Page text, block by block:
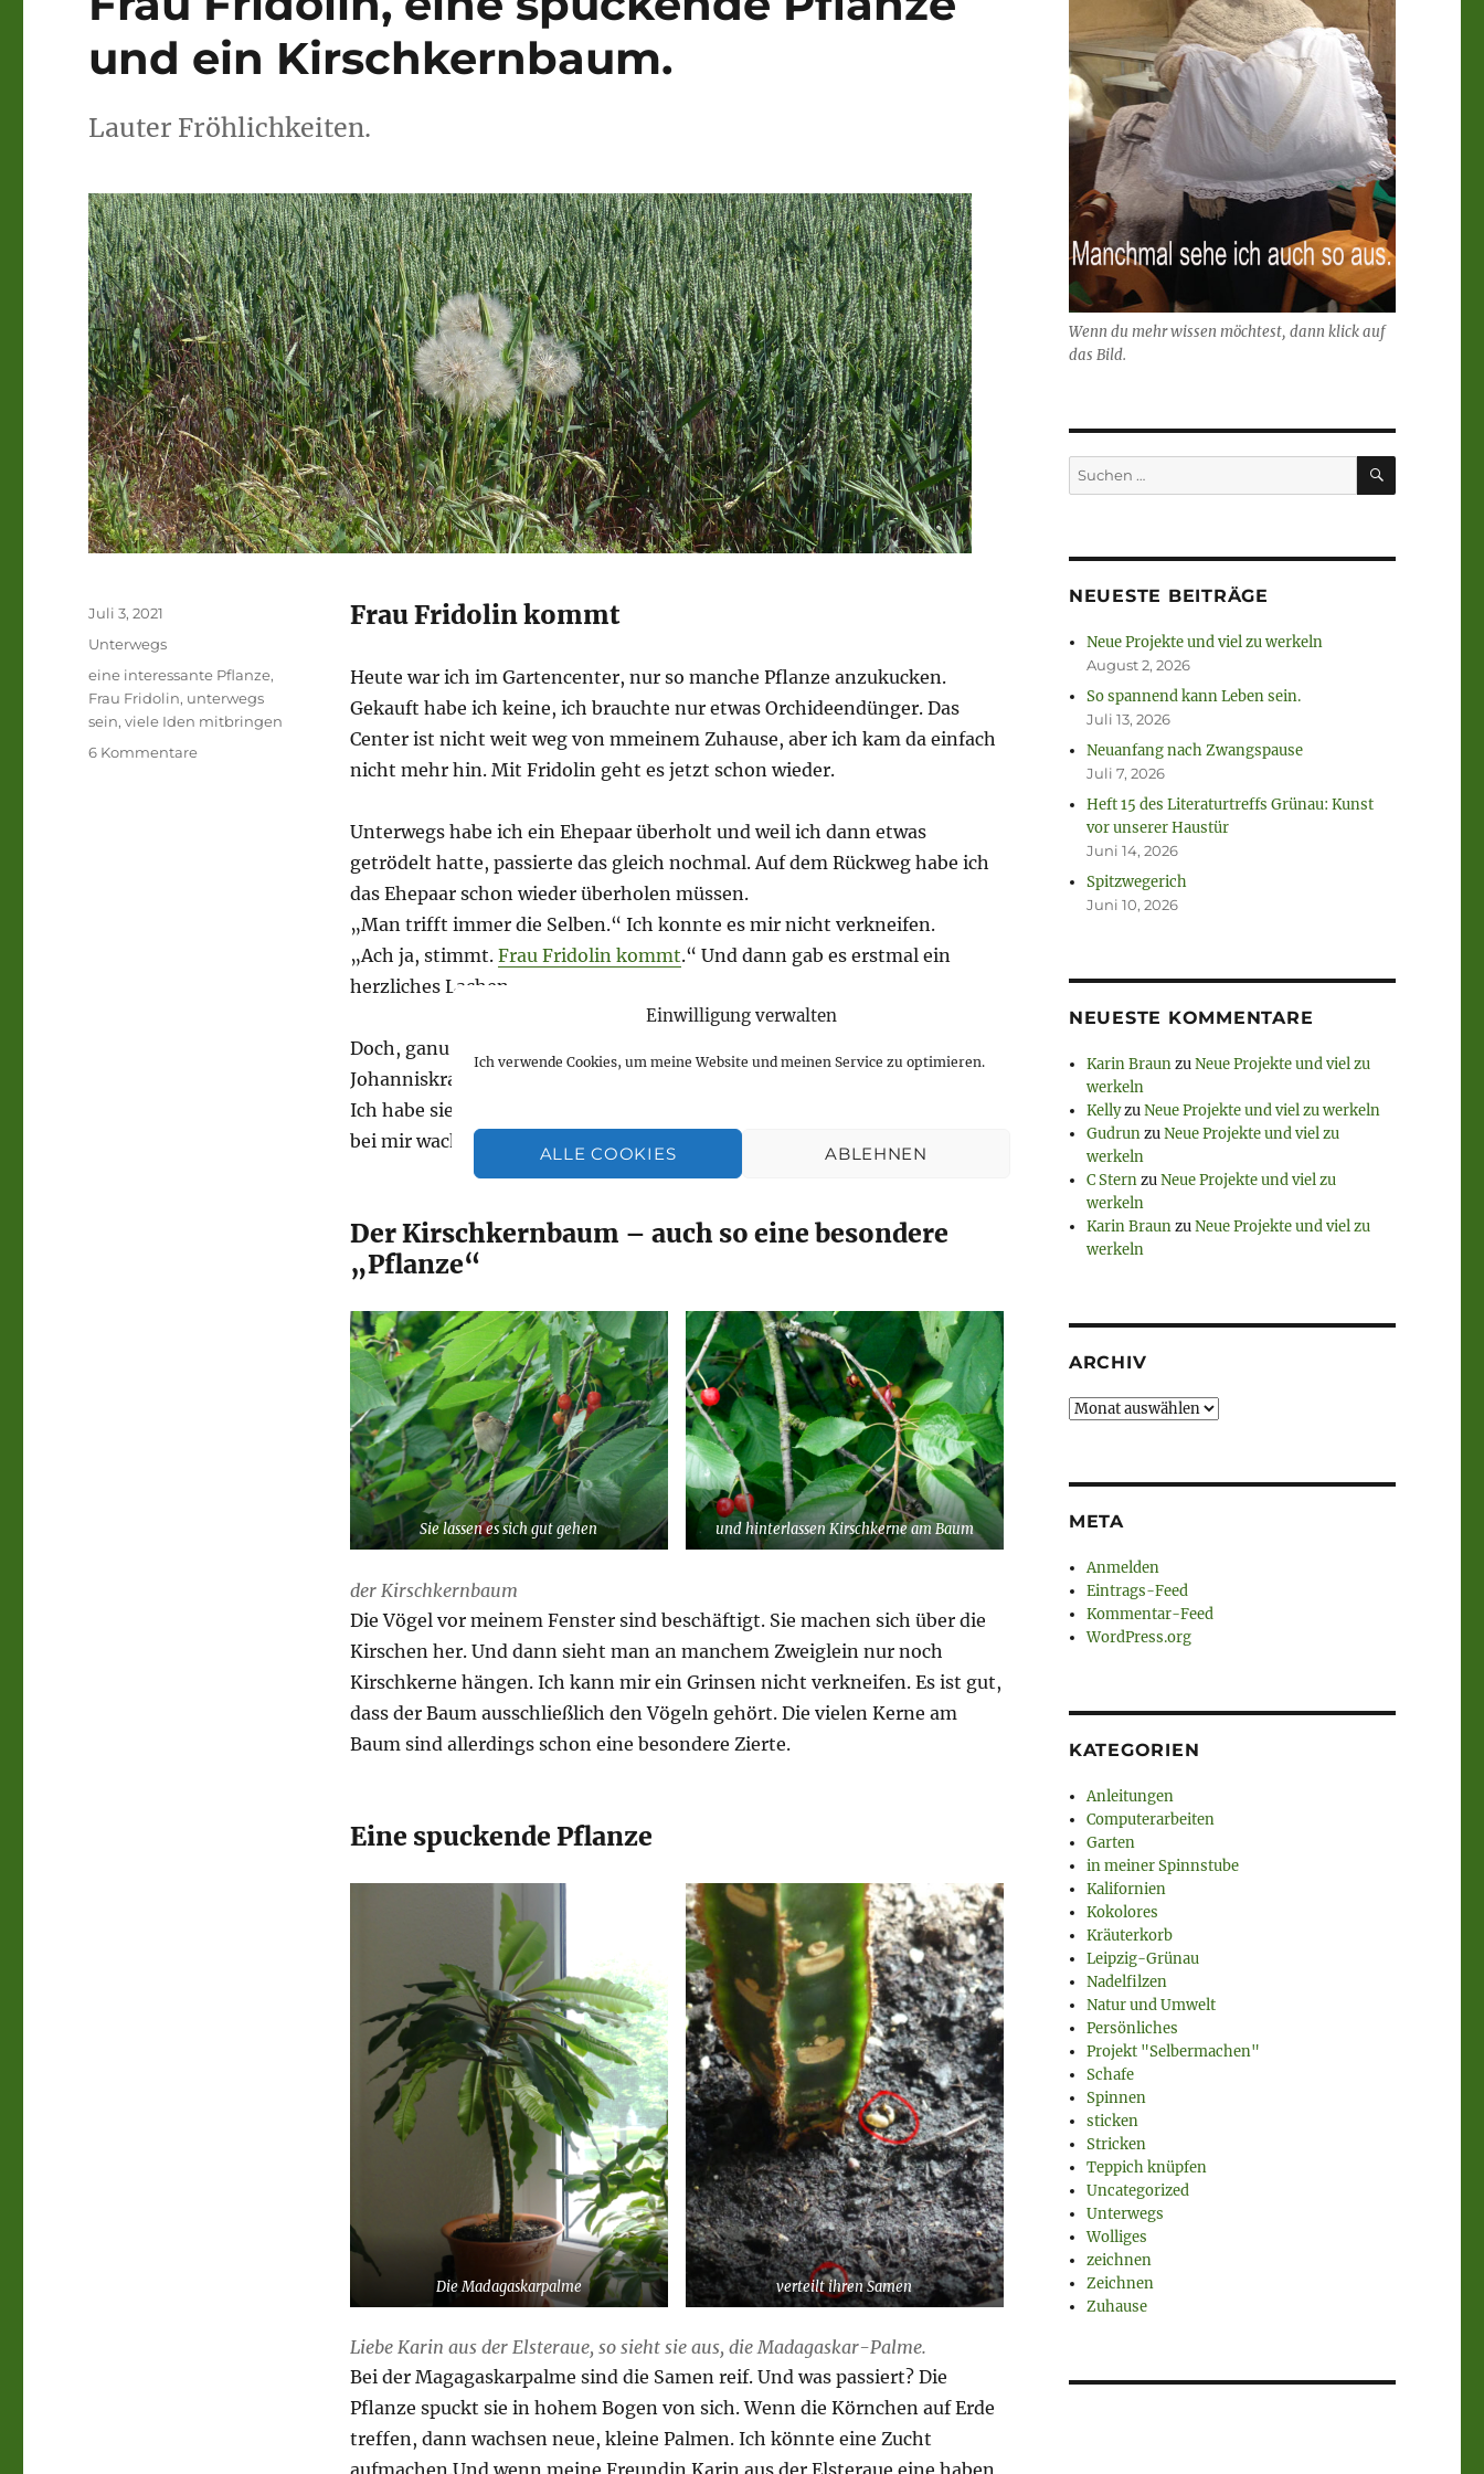
Einwilligung verwalten
Ich verwende Cookies, um meine Website und meinen Service zu optimieren.
ALLE COOKIES ABLEHNEN
und ein Kirschkernbaum.
Lauter Fröhlichkeiten.
Frau Fridolin kommt
Heute war ich im Gartencenter, nur so manche Pflanze anzukucken.
Gekauft habe ich keine, ich brauchte nur etwas Orchideendünger. Das
Center ist nicht weit weg von mmeinem Zuhause, aber ich kam da einfach
nicht mehr hin. Mit Fridolin geht es jetzt schon wieder.
Unterwegs habe ich ein Ehepaar überholt und weil ich dann etwas
getrödelt hatte, passierte das gleich nochmal. Auf dem Rückweg habe ich
das Ehepaar schon wieder überholen müssen.
„Man trifft immer die Selben.“ Ich konnte es mir nicht verkneifen.
„Ach ja, stimmt. Frau Fridolin kommt.“ Und dann gab es erstmal ein
herzliches Lachen.
Doch, ganu ohne Pflanze bin ich doch nicht nach Hause gekommen. Ein
Johanniskraut und ein Rainfarn ist bei mir eingezogen auf dem Balkon.
Ich habe sie am Wegesrand gefunden und zu Hause eingepflanzt. Ob sie
bei mir wachsen wollen, bleibt abzuwarten.
Der Kirschkernbaum – auch so eine besondere
„Pflanze“
Sie lassen es sich gut gehen und hinterlassen Kirschkerne am Baum
der Kirschkernbaum
Die Vögel vor meinem Fenster sind beschäftigt. Sie machen sich über die
Kirschen her. Und dann sieht man an manchem Zweiglein nur noch
Kirschkerne hängen. Ich kann mir ein Grinsen nicht verkneifen. Es ist gut,
dass der Baum ausschließlich den Vögeln gehört. Die vielen Kerne am
Baum sind allerdings schon eine besondere Zierte.
Eine spuckende Pflanze
Die Madagaskarpalme verteilt ihren Samen
Liebe Karin aus der Elsteraue, so sieht sie aus, die Madagaskar-Palme.
Bei der Magagaskarpalme sind die Samen reif. Und was passiert? Die
Pflanze spuckt sie in hohem Bogen von sich. Wenn die Körnchen auf Erde
treffen, dann wachsen neue, kleine Palmen. Ich könnte eine Zucht
Veröffentlicht
am
Juli 3, 2021
Kategorien
Unterwegs
Schlagwörter
eine interessante Pflanze,
Frau Fridolin, unterwegs
sein,viele Iden mitbringen
6 Kommentarezu
Wenn du mehr wissen möchtest, dann klick auf
das Bild.
Suchen
nach:
SUCHEN
NEUESTE BEITRÄGE
Neue Projekte und viel zu werkeln
August 2, 2026
So spannend kann Leben sein.
Juli 13, 2026
Neuanfang nach Zwangspause
Juli 7, 2026
Heft 15 des Literaturtreffs Grünau: Kunst
vor unserer Haustür
Juni 14, 2026
Spitzwegerich
Juni 10, 2026
NEUESTE KOMMENTARE
Karin BraunzuNeue Projekte und viel zu
werkeln
KellyzuNeue Projekte und viel zu werkeln
GudrunzuNeue Projekte und viel zu
werkeln
C SternzuNeue Projekte und viel zu
werkeln
Karin BraunzuNeue Projekte und viel zu
werkeln
ARCHIV
Archiv
META
Anmelden
Eintrags-Feed
Kommentar-Feed
WordPress.org
KATEGORIEN
Anleitungen
Computerarbeiten
Garten
in meiner Spinnstube
Kalifornien
Kokolores
Kräuterkorb
Leipzig-Grünau
Nadelfilzen
Natur und Umwelt
Persönliches
Projekt "Selbermachen"
Schafe
Spinnen
sticken
Stricken
Teppich knüpfen
Uncategorized
Unterwegs
Wolliges
zeichnen
Zeichnen
Zuhause